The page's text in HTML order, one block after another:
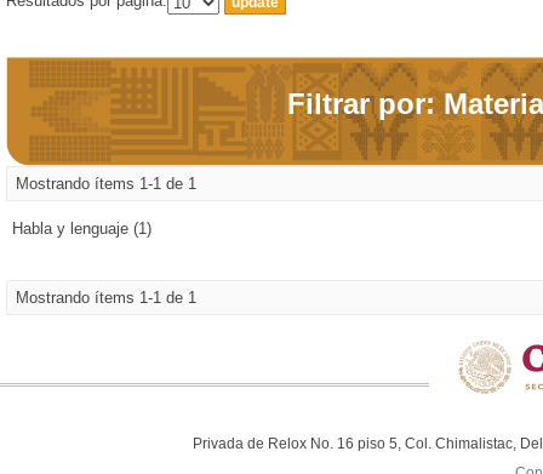
Filtrar por: Materia
Mostrando ítems 1-1 de 1
Habla y lenguaje (1)
Mostrando ítems 1-1 de 1
Privada de Relox No. 16 piso 5, Col. Chimalistac,